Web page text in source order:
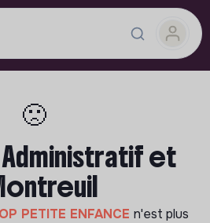
🙁
et
PETITE ENFANCE n'est plus